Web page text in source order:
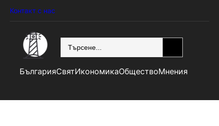
Контакт с нас
БългарияСвятИкономикаОбществоМнения